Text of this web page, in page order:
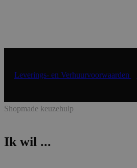
Leverings- en Verhuurvoorwaarden
Shopmade keuzehulp
Ik wil ...